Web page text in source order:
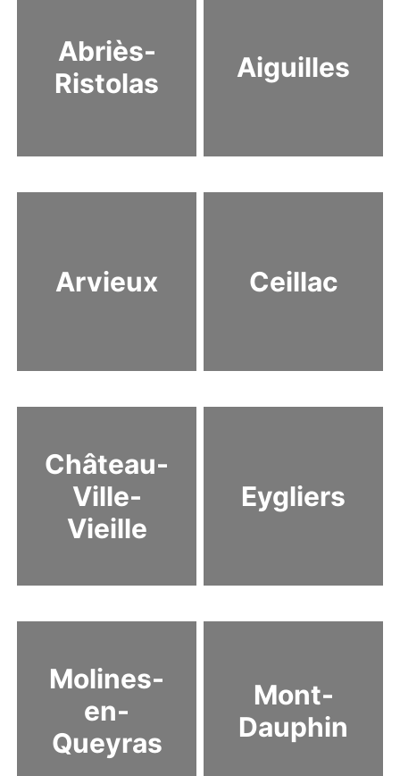
Abriès-
Ristolas
Aiguilles
Arvieux Ceillac
Château-
Ville-
Vieille
Eygliers
Molines-
en-
Queyras
Mont-
Dauphin